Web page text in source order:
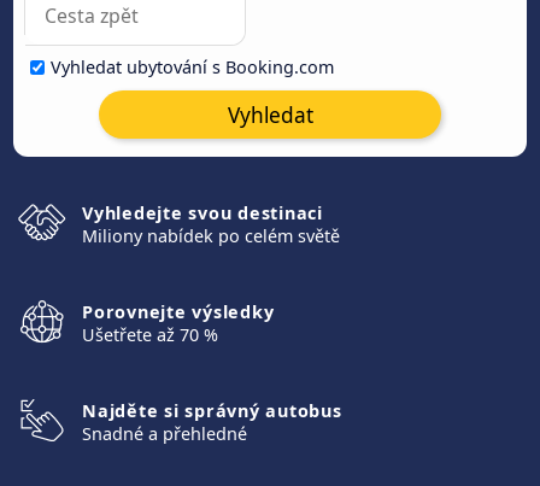
Vyhledat ubytování s Booking.com
Vyhledat
Vyhledejte svou destinaci
Miliony nabídek po celém světě
Porovnejte výsledky
Ušetřete až 70 %
Najděte si správný autobus
Snadné a přehledné